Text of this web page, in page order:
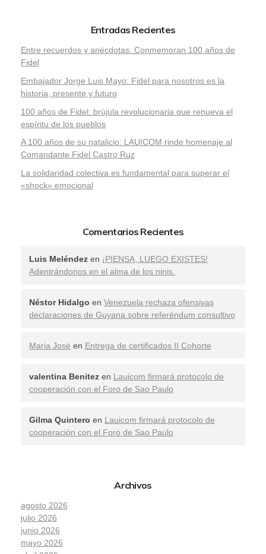
Entradas Recientes
Entre recuerdos y anécdotas: Conmemoran 100 años de
Fidel
Embajador Jorge Luis Mayo: Fidel para nosotros es la
historia, presente y futuro
100 años de Fidel: brújula revolucionaria que renueva el
espíritu de los pueblos
A 100 años de su natalicio: LAUICOM rinde homenaje al
Comandante Fidel Castro Ruz
La solidaridad colectiva es fundamental para superar el
«shock» emocional
Comentarios Recientes
Luis Meléndez en ¡PIENSA, LUEGO EXISTES!
Adentrándonos en el alma de los ninis.
Néstor Hidalgo en Venezuela rechaza ofensivas
declaraciones de Guyana sobre referéndum consultivo
Maria José en Entrega de certificados II Cohorte
valentina Benitez en Lauicom firmará protocolo de
cooperación con el Foro de Sao Paulo
Gilma Quintero en Lauicom firmará protocolo de
cooperación con el Foro de Sao Paulo
Archivos
agosto 2026
julio 2026
junio 2026
mayo 2026